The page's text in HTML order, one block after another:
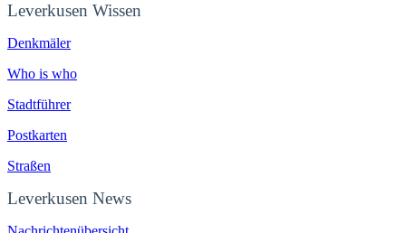
Leverkusen Wissen
Denkmäler
Who is who
Stadtführer
Postkarten
Straßen
Leverkusen News